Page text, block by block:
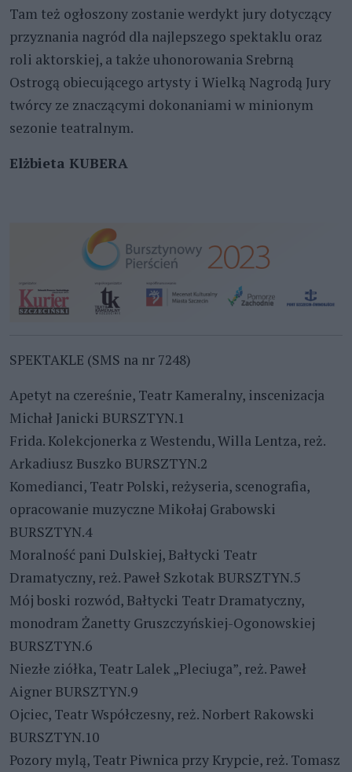
Tam też ogłoszony zostanie werdykt jury dotyczący
przyznania nagród dla najlepszego spektaklu oraz
roli aktorskiej, a także uhonorowania Srebrną
Ostrogą obiecującego artysty i Wielką Nagrodą Jury
twórcy ze znaczącymi dokonaniami w minionym
sezonie teatralnym.
Elżbieta KUBERA
SPEKTAKLE (SMS na nr 7248)
Apetyt na czereśnie, Teatr Kameralny, inscenizacja
Michał Janicki BURSZTYN.1
Frida. Kolekcjonerka z Westendu, Willa Lentza, reż.
Arkadiusz Buszko BURSZTYN.2
Komedianci, Teatr Polski, reżyseria, scenografia,
opracowanie muzyczne Mikołaj Grabowski
BURSZTYN.4
Moralność pani Dulskiej, Bałtycki Teatr
Dramatyczny, reż. Paweł Szkotak BURSZTYN.5
Mój boski rozwód, Bałtycki Teatr Dramatyczny,
monodram Żanetty Gruszczyńskiej-Ogonowskiej
BURSZTYN.6
Niezłe ziółka, Teatr Lalek „Pleciuga”, reż. Paweł
Aigner BURSZTYN.9
Ojciec, Teatr Współczesny, reż. Norbert Rakowski
BURSZTYN.10
Pozory mylą, Teatr Piwnica przy Krypcie, reż. Tomasz